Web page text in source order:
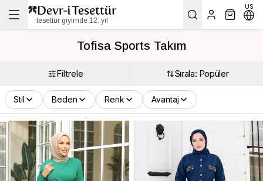
tesettür giyimde 12. yıl
US
Tofisa Sports Takım
Filtrele Sırala: Popüler
Stil Beden Renk Avantaj